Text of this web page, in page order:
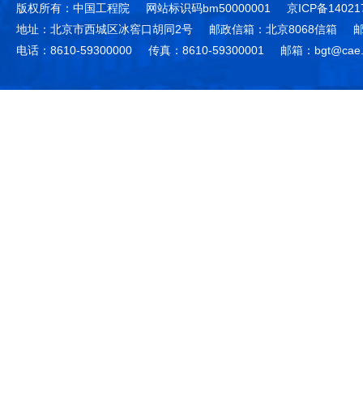
版权所有：中国工程院 网站标识码bm50000001
京ICP备
地址：北京市西城区冰窖口胡同2号
邮政信箱：北京8068信箱
电话：8610-59300000
传真：8610-59300001 邮箱：